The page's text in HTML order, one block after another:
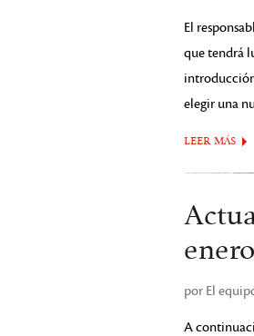
El
que tendrá
introducción
elegir una
LEER MÁS
por El
A